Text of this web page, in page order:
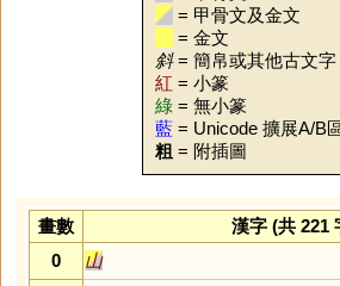
= 甲骨文及金文
= 金文
斜= 簡帛或其他古文字
紅 = 小篆
綠 = 無小篆
藍 = Unicode 擴展A/B
粗 = 附插圖
畫數
漢字 (共 221
0
山